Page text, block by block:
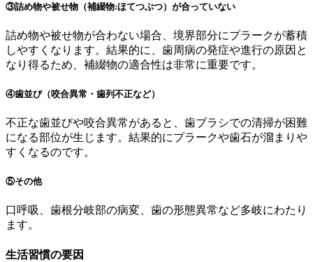
③詰め物や被せ物（補綴物:ほてつぶつ）が合っていない
詰め物や被せ物が合わない場合、境界部分にプラークが蓄積
しやすくなります。結果的に、歯周病の発症や進行の原因と
なり得るため、補綴物の適合性は非常に重要です。
④歯並び（咬合異常・歯列不正など）
不正な歯並びや咬合異常があると、歯ブラシでの清掃が困難
になる部位が生じます。結果的にプラークや歯石が溜まりや
すくなるのです。
⑤その他
口呼吸、歯根分岐部の病変、歯の形態異常など多岐にわたり
ます。
⽣活習慣の要因